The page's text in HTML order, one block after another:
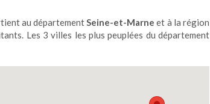
au départementSeine-et-Marne et à la région
Les 3 villes les plus peuplées du département